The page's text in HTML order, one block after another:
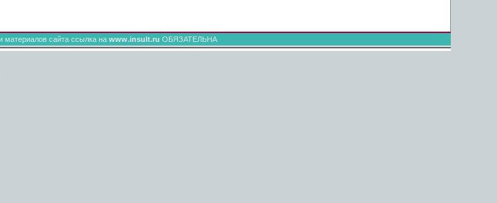
материалов сайта ссылка на www.insult.ru ОБЯЗАТЕЛЬНА